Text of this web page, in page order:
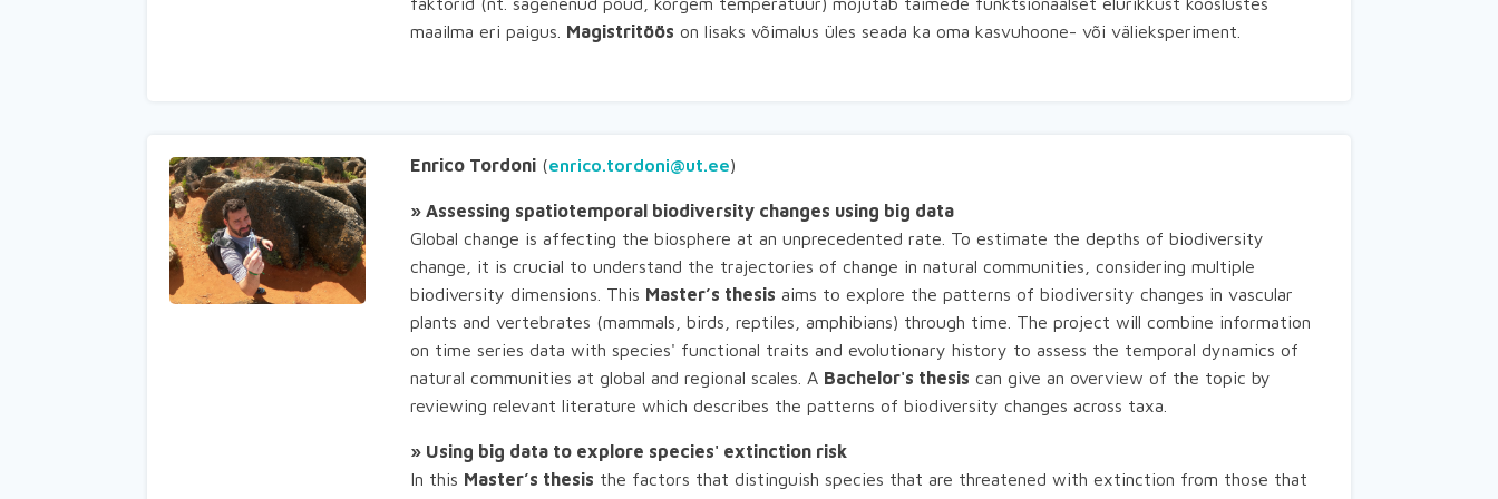
maailma eri paigus. Magistritöös on lisaks võimalus üles seada ka oma kasvuhoone- või välieksperiment.
Enrico Tordoni (enrico.tordoni@ut.ee)
» Assessing spatiotemporal biodiversity changes using big data
Global change is affecting the biosphere at an unprecedented rate. To estimate the depths of biodiversity
change, it is crucial to understand the trajectories of change in natural communities, considering multiple
biodiversity dimensions. This Master’s thesis aims to explore the patterns of biodiversity changes in vascular
plants and vertebrates (mammals, birds, reptiles, amphibians) through time. The project will combine information
on time series data with species' functional traits and evolutionary history to assess the temporal dynamics of
natural communities at global and regional scales. A Bachelor's thesis can give an overview of the topic by
reviewing relevant literature which describes the patterns of biodiversity changes across taxa.
» Using big data to explore species' extinction risk
In this Master’s thesis the factors that distinguish species that are threatened with extinction from those that